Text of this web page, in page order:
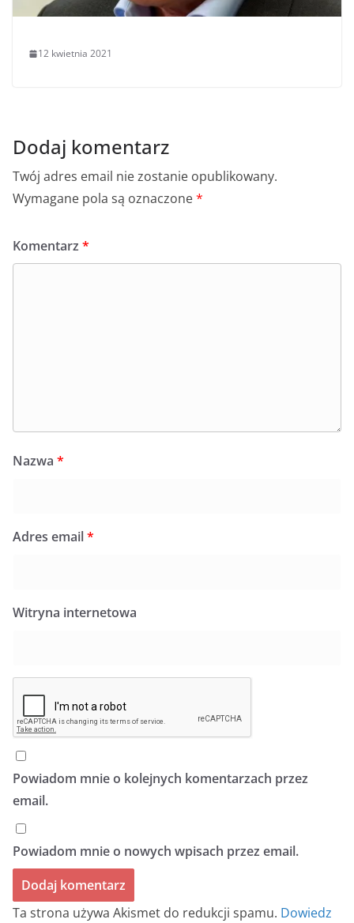
12 kwietnia 2021
Dodaj komentarz
Twój adres email nie zostanie opublikowany.
Wymagane pola są oznaczone*
Komentarz *
Nazwa *
Adres email*
Witryna internetowa
Powiadom mnie o kolejnych komentarzach przez
email.
Powiadom mnie o nowych wpisach przez email.
Ta strona używa Akismet do redukcji spamu. Dowiedz